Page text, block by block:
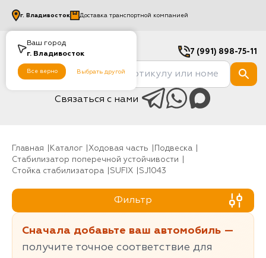
Ваш город
г. Владивосток
Все верно Выбрать другой
г. Владивосток Доставка транспортной компанией
7 (991) 898-75-11
Связаться с нами
Главная Каталог Ходовая часть
Подвеска
Стабилизатор поперечной устойчивости
Стойка стабилизатора
SUFIX SJ1043
Фильтр
Сначала добавьте ваш автомобиль —
получите точное соответствие для